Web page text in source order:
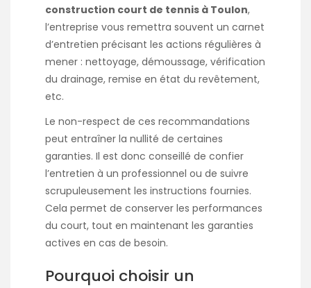
construction court de tennis à Toulon,
l’entreprise vous remettra souvent un carnet
d’entretien précisant les actions régulières à
mener : nettoyage, démoussage, vérification
du drainage, remise en état du revêtement,
etc.
Le non-respect de ces recommandations
peut entraîner la nullité de certaines
garanties. Il est donc conseillé de confier
l’entretien à un professionnel ou de suivre
scrupuleusement les instructions fournies.
Cela permet de conserver les performances
du court, tout en maintenant les garanties
actives en cas de besoin.
Pourquoi choisir un